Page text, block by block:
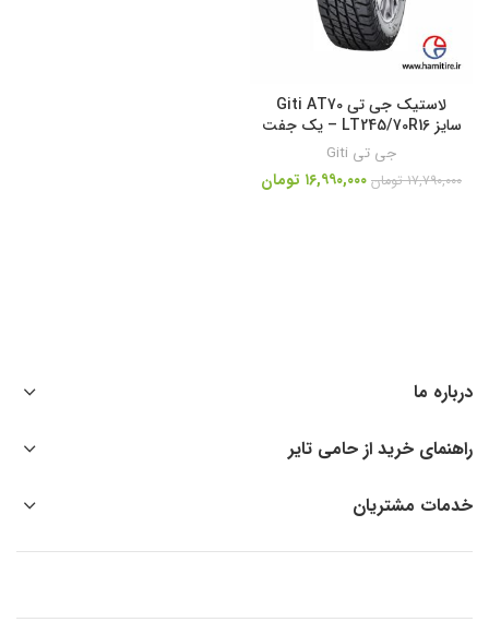
لاستیک جی تی Giti AT70
سایز LT245/70R16 – یک جفت
جی تی Giti
۱۷,۷۹۰,۰۰۰ تومان ۱۶,۹۹۰,۰۰۰ تومان
درباره ما
راهنمای خرید از حامی تایر
خدمات مشتریان